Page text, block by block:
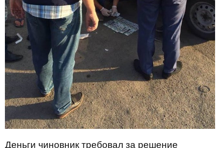
Деньги чиновник требовал за решение